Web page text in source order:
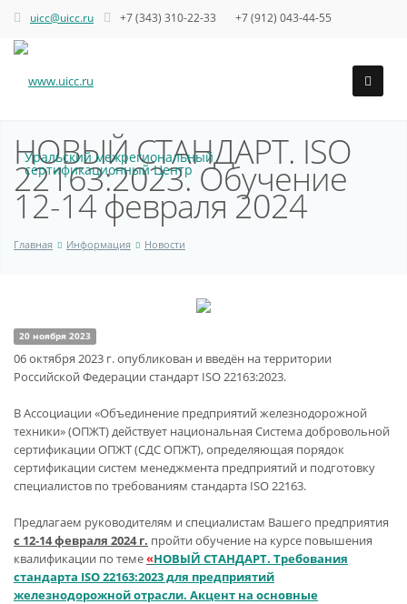
uicc@uicc.ru +7 (343) 310-22-33 +7 (912) 043-44-55
Уральский межрегиональный
сертификационный Центр
НОВЫЙ СТАНДАРТ. ISO
22163:2023. Обучение
12-14 февраля 2024
Главная Информация Новости
20 ноября 2023
06 октября 2023 г. опубликован и введён на территории
Российской Федерации стандарт ISO 22163:2023.
В Ассоциации «Объединение предприятий железнодорожной
техники» (ОПЖТ) действует национальная Система добровольной
сертификации ОПЖТ (СДС ОПЖТ), определяющая порядок
сертификации систем менеджмента предприятий и подготовку
специалистов по требованиям стандарта ISO 22163.
Предлагаем руководителям и специалистам Вашего предприятия
с 12-14 февраля 2024 г. пройти обучение на курсе повышения
квалификации по теме«НОВЫЙ СТАНДАРТ. Требования
стандарта ISO 22163:2023 для предприятий
железнодорожной отрасли. Акцент на основные